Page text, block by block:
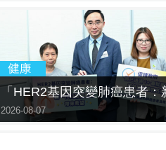
2026-08-07